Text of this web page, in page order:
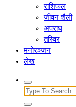
राशिफल
जीवन शैली
अपराध
तस्विर
मनोरञ्जन
लेख
Search
for: